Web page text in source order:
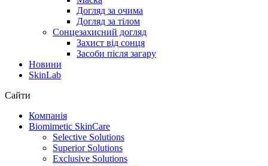
Догляд за очима
Догляд за тілом
Сонцезахисний догляд
Захист від сонця
Засоби після загару
Новини
SkinLab
Сайти
Компанія
Biomimetic SkinCare
Selective Solutions
Superior Solutions
Exclusive Solutions